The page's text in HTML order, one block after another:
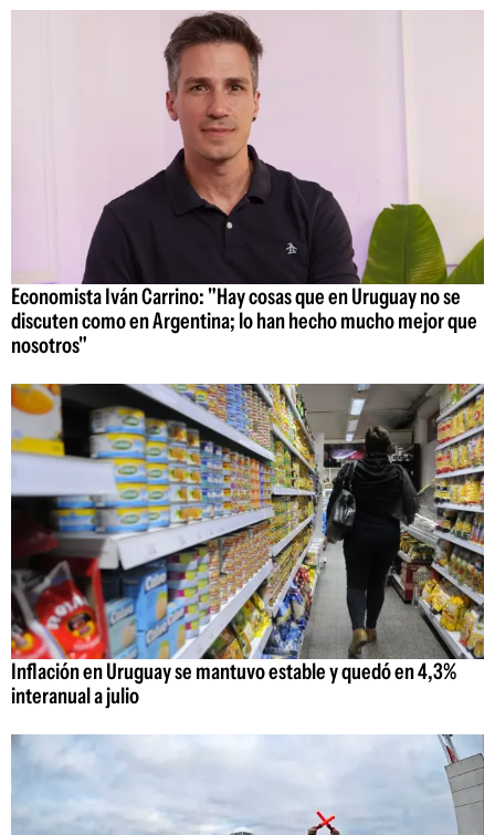
Economista Iván Carrino: "Hay cosas que en Uruguay no se
discuten como en Argentina; lo han hecho mucho mejor que
nosotros"
Inflación en Uruguay se mantuvo estable y quedó en 4,3%
interanual a julio